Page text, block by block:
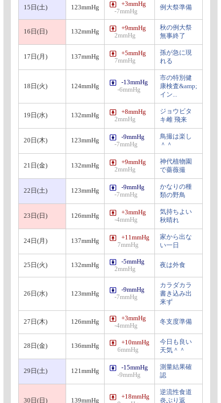
15日(土) 123mmHg
+3mmHg
-7mmHg
例大祭準備
16日(日) 132mmHg
+9mmHg
2mmHg
秋の例大祭
無事終了
17日(月) 137mmHg
+5mmHg
7mmHg
孫が急に現
れる
18日(火) 124mmHg
-13mmHg
-6mmHg
市の特別健
康検査&amp;
イン...
19日(水) 132mmHg
+8mmHg
2mmHg
ジョウビタ
キ雌 飛来
20日(木) 123mmHg
-9mmHg
-7mmHg
鳥撮は楽し
＾＾
21日(金) 132mmHg
+9mmHg
2mmHg
神代植物園
で薔薇撮
22日(土) 123mmHg
-9mmHg
-7mmHg
かなりの種
類の野鳥
23日(日) 126mmHg
+3mmHg
-4mmHg
気持ちよい
秋晴れ
24日(月) 137mmHg
+11mmHg
7mmHg
家から出な
い一日
25日(火) 132mmHg
-5mmHg
2mmHg
夜は外食
26日(水) 123mmHg
-9mmHg
-7mmHg
カラダカラ
書き込み出
来ず
27日(木) 126mmHg
+3mmHg
-4mmHg
冬支度準備
28日(金) 136mmHg
+10mmHg
6mmHg
今日も良い
天気＾＾
29日(土) 121mmHg
-15mmHg
-9mmHg
測量結果確
認
30日(日) 139mmHg
+18mmHg
逆流性食道
炎ぶり返